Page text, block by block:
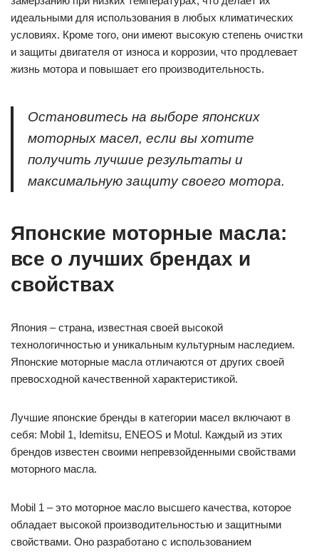
идеальными для использования в любых климатических
условиях. Кроме того, они имеют высокую степень очистки
и защиты двигателя от износа и коррозии, что продлевает
жизнь мотора и повышает его производительность.
Остановитесь на выборе японских
моторных масел, если вы хотите
получить лучшие результаты и
максимальную защиту своего мотора.
Японские моторные масла:
все о лучших брендах и
свойствах
Япония – страна, известная своей высокой
технологичностью и уникальным культурным наследием.
Японские моторные масла отличаются от других своей
превосходной качественной характеристикой.
Лучшие японские бренды в категории масел включают в
себя: Mobil 1, Idemitsu, ENEOS и Motul. Каждый из этих
брендов известен своими непревзойденными свойствами
моторного масла.
Mobil 1 – это моторное масло высшего качества, которое
обладает высокой производительностью и защитными
свойствами. Оно разработано с использованием